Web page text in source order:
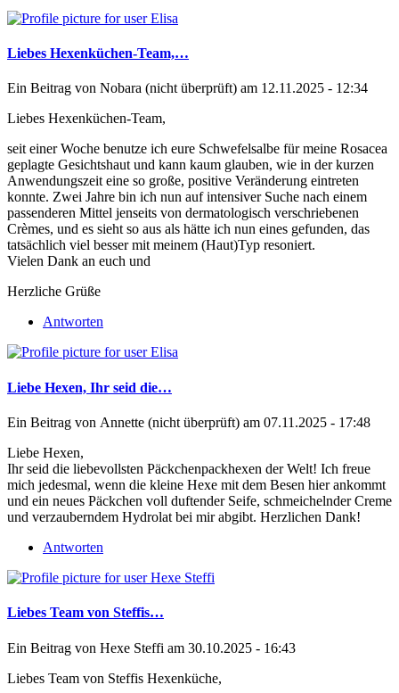
Liebes Hexenküchen-Team,…
Ein Beitrag von Nobara (nicht überprüft) am 12.11.2025 - 12:34
Liebes Hexenküchen-Team,
seit einer Woche benutze ich eure Schwefelsalbe für meine Rosacea
geplagte Gesichtshaut und kann kaum glauben, wie in der kurzen
Anwendungszeit eine so große, positive Veränderung eintreten
konnte. Zwei Jahre bin ich nun auf intensiver Suche nach einem
passenderen Mittel jenseits von dermatologisch verschriebenen
Crèmes, und es sieht so aus als hätte ich nun eines gefunden, das
tatsächlich viel besser mit meinem (Haut)Typ resoniert.
Vielen Dank an euch und
Herzliche Grüße
Antworten
Liebe Hexen, Ihr seid die…
Ein Beitrag von Annette (nicht überprüft) am 07.11.2025 - 17:48
Liebe Hexen,
Ihr seid die liebevollsten Päckchenpackhexen der Welt! Ich freue
mich jedesmal, wenn die kleine Hexe mit dem Besen hier ankommt
und ein neues Päckchen voll duftender Seife, schmeichelnder Creme
und verzauberndem Hydrolat bei mir abgibt. Herzlichen Dank!
Antworten
Liebes Team von Steffis…
Ein Beitrag von Hexe Steffi am 30.10.2025 - 16:43
Liebes Team von Steffis Hexenküche,